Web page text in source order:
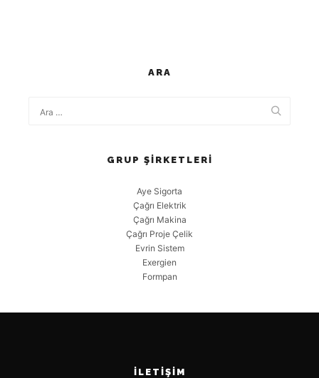
ARA
GRUP ŞIRKETLERI
Aye Sigorta
Çağrı Elektrik
Çağrı Makina
Çağrı Proje Çelik
Evrin Sistem
Exergien
Formpan
İLETIŞIM